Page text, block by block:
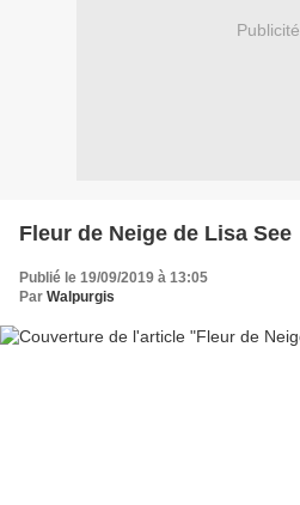
Publicité
Fleur de Neige de Lisa See
Publié le 19/09/2019 à 13:05
Par Walpurgis